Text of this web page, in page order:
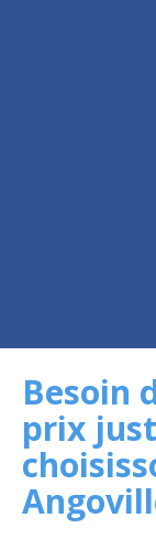
Besoin
prix